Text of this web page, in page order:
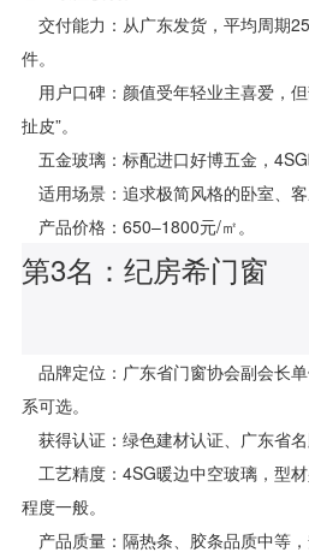
交付能力：从广东发货，平均周期
件。
用户口碑：颜值受年轻业主喜爱，
扯皮”。
五金玻璃：标配进口好博五金，4SG
适用场景：追求极简风格的卧室、客
产品价格：650–1800元/㎡。
第3名：纪房希门窗
品牌定位：广东省门窗协会副会长
系可选。
获得认证：绿色建材认证、广东省名
工艺精度：4SG暖边中空玻璃，型
程度一般。
产品质量：隔热条、胶条品质中等